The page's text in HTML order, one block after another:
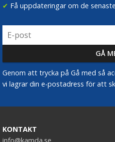
✔ Få uppdateringar om de
Genom att trycka på Gå med så
vi lagrar din e-postadress för att
KONTAKT